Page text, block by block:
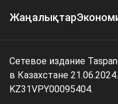
Жаңалықтар
Сетевое издание
в Казахстане
KZ31VPY00095404.